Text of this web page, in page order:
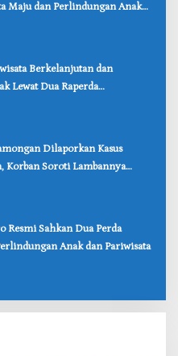
Maju dan Perlindungan Anak
Berkelanjutan dan
Lewat Dua Raperda
Dilaporkan Kasus
Korban Soroti Lambannya
Resmi Sahkan Dua Perda
Anak dan Pariwisata